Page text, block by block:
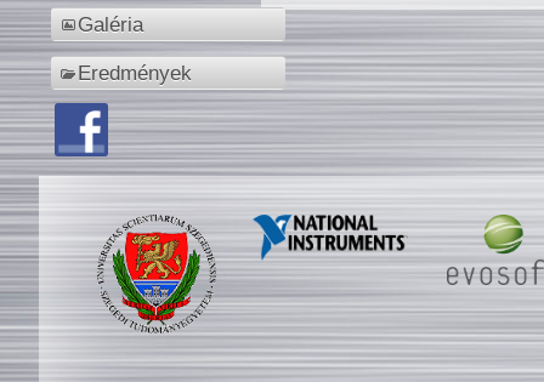
Galéria
Eredmények